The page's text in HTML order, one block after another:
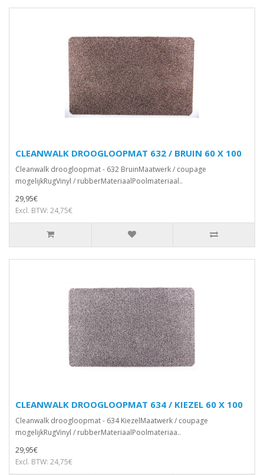
CLEANWALK DROOGLOOPMAT 632 / BRUIN 60 X 100
Cleanwalk droogloopmat - 632 BruinMaatwerk / coupage
mogelijkRugVinyl / rubberMateriaalPoolmateriaal..
29,95€
Excl. BTW: 24,75€
CLEANWALK DROOGLOOPMAT 634 / KIEZEL 60 X 100
Cleanwalk droogloopmat - 634 KiezelMaatwerk / coupage
mogelijkRugVinyl / rubberMateriaalPoolmateriaa..
29,95€
Excl. BTW: 24,75€